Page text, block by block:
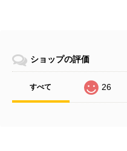
ショップの評価
すべて 26